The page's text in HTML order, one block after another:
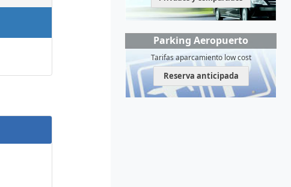
Parking Aeropuerto
Tarifas aparcamiento low cost
Reserva anticipada